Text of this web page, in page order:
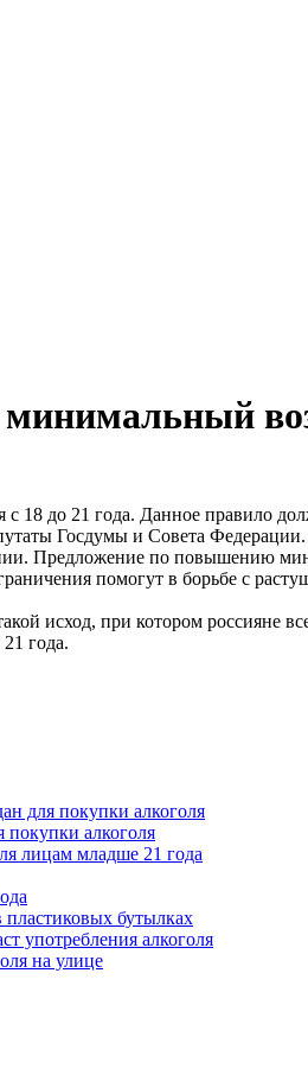
18 до 21 года. Данное правило
Госдумы и Совета Федерации.
Предложение по повышению
помогут в борьбе с
исход, при котором россияне
года.
для покупки алкоголя
алкоголя
лицам младше 21 года
бутылках
употребления алкоголя
на улице